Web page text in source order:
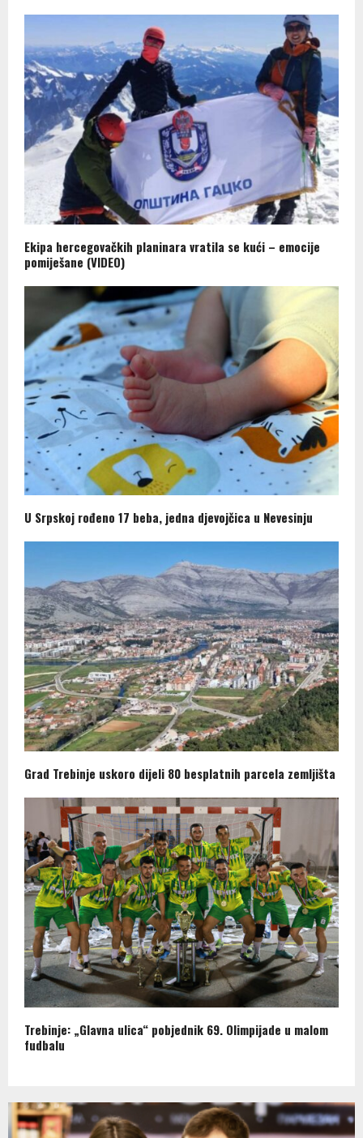
Ekipa hercegovačkih planinara vratila se kući – emocije
pomiješane (VIDEO)
U Srpskoj rođeno 17 beba, jedna djevojčica u Nevesinju
Grad Trebinje uskoro dijeli 80 besplatnih parcela zemljišta
Trebinje: „Glavna ulica“ pobjednik 69. Olimpijade u malom
fudbalu